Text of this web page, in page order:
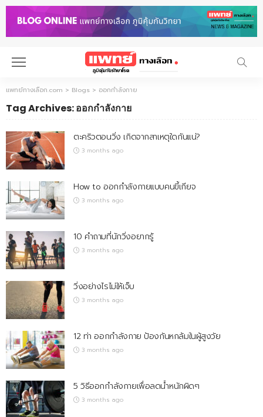
แพทย์ทางเลือก.com > Blogs > ออกกำลังกาย
Tag Archives: ออกกำลังกาย
ตะคริวตอนวิ่ง เกิดจากสาเหตุใดกันแน่?
3 months ago
How to ออกกำลังกายแบบคนขี้เกียจ
3 months ago
10 คำถามที่นักวิ่งอยากรู้
3 months ago
วิ่งอย่างไรไม่ให้เจ็บ
3 months ago
12 ท่า ออกกำลังกาย ป้องกันหกล้มในผู้สูงวัย
3 months ago
5 วิธีออกกำลังกายเพื่อลดน้ำหนักผิดๆ
3 months ago